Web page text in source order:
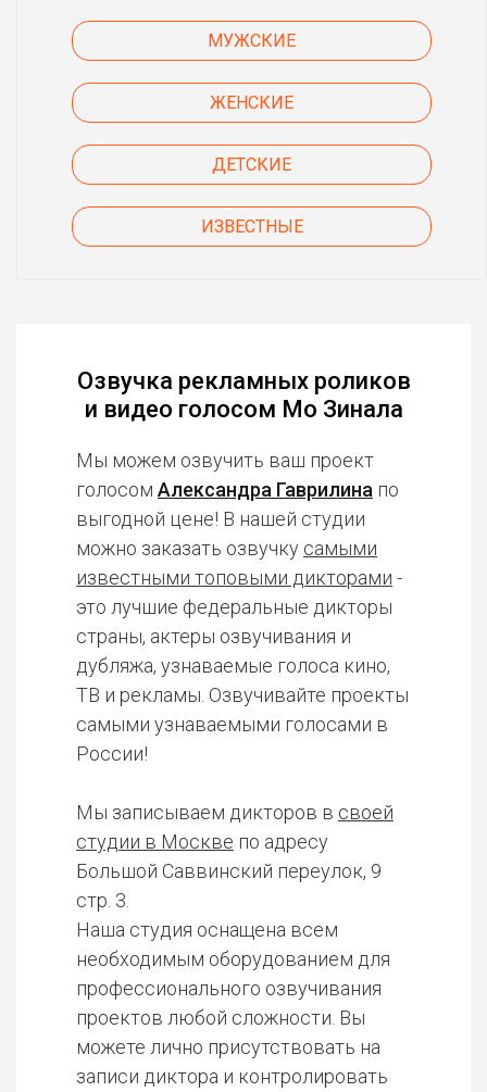
МУЖСКИЕ
ЖЕНСКИЕ
ДЕТСКИЕ
ИЗВЕСТНЫЕ
Озвучка рекламных роликов
и видео голосом Мо Зинала
Мы можем озвучить ваш проект
голосом Александра Гаврилина по
выгодной цене! В нашей студии
можно заказать озвучку самыми
известными топовыми дикторами -
это лучшие федеральные дикторы
страны, актеры озвучивания и
дубляжа, узнаваемые голоса кино,
ТВ и рекламы. Озвучивайте проекты
самыми узнаваемыми голосами в
России!
Мы записываем дикторов в своей
студии в Москве по адресу
Большой Саввинский переулок, 9
стр. 3.
Наша студия оснащена всем
необходимым оборудованием для
профессионального озвучивания
проектов любой сложности. Вы
можете лично присутствовать на
записи диктора и контролировать